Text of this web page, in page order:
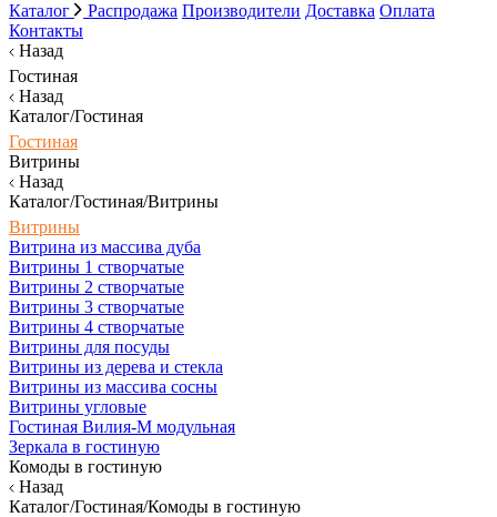
Каталог Распродажа Производители Доставка Оплата
Контакты
Назад
Гостиная
Назад
Каталог/Гостиная
Гостиная
Витрины
Назад
Каталог/Гостиная/Витрины
Витрины
Витрина из массива дуба
Витрины 1 створчатые
Витрины 2 створчатые
Витрины 3 створчатые
Витрины 4 створчатые
Витрины для посуды
Витрины из дерева и стекла
Витрины из массива сосны
Витрины угловые
Гостиная Вилия-М модульная
Зеркала в гостиную
Комоды в гостиную
Назад
Каталог/Гостиная/Комоды в гостиную